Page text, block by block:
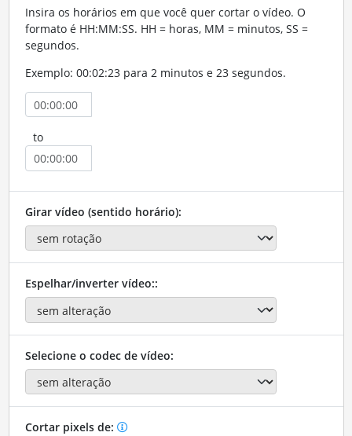
Insira os horários em que você quer cortar o vídeo. O
formato é HH:MM:SS. HH = horas, MM = minutos, SS =
segundos.
Exemplo: 00:02:23 para 2 minutos e 23 segundos.
to
Girar vídeo (sentido horário):
Espelhar/inverter vídeo::
Selecione o codec de vídeo:
Cortar pixels de: